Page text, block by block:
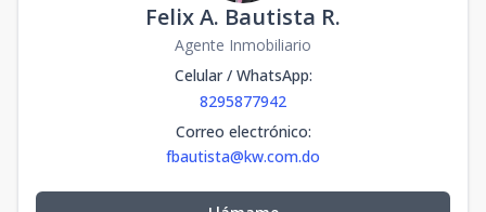
Felix A. Bautista R.
Agente Inmobiliario
Celular / WhatsApp:
8295877942
Correo electrónico:
fbautista@kw.com.do